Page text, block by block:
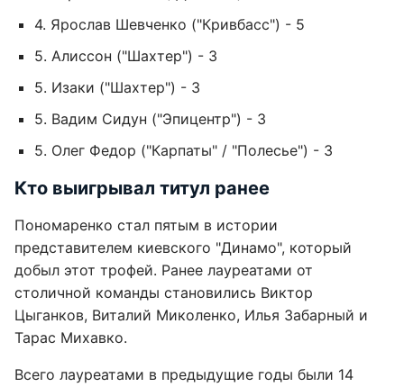
4. Ярослав Шевченко ("Кривбасс") - 5
5. Алиссон ("Шахтер") - 3
5. Изаки ("Шахтер") - 3
5. Вадим Сидун ("Эпицентр") - 3
5. Олег Федор ("Карпаты" / "Полесье") - 3
Кто выигрывал титул ранее
Пономаренко стал пятым в истории
представителем киевского "Динамо", который
добыл этот трофей. Ранее лауреатами от
столичной команды становились Виктор
Цыганков, Виталий Миколенко, Илья Забарный и
Тарас Михавко.
Всего лауреатами в предыдущие годы были 14